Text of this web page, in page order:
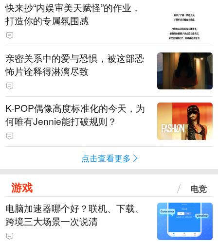
快来抄“内娱审美天赋怪”的作业，
打造你的专属氛围感
亲密关系中的爱与恐惧，被这部恐
怖片诠释得淋漓尽致
K-POP偶像高度标准化的今天，为
何唯有Jennie能打破规则？
点击查看更多
游戏 电竞
电脑加速器哪个好？联机、下载、
跨境三大场景一次说清